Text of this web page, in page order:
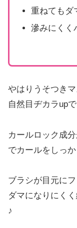
重ねてもダ
滲みにくく
やはりうそつき
自然目ヂカラup
カールロック成
でカールをしっ
ブラシが目元に
ダマになりにく
♪